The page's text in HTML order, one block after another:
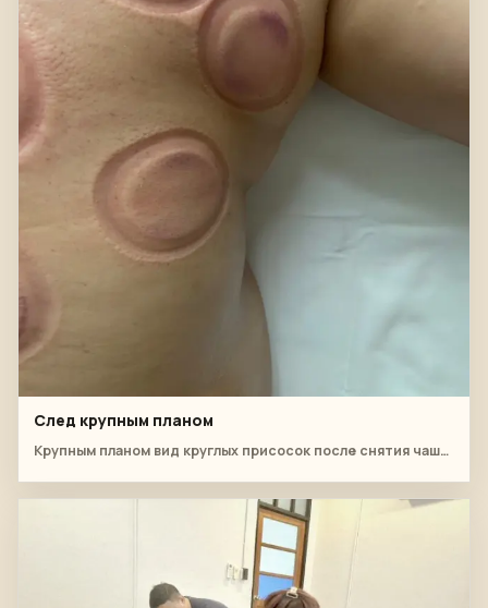
След крупным планом
Крупным планом вид круглых присосок после снятия чашки.